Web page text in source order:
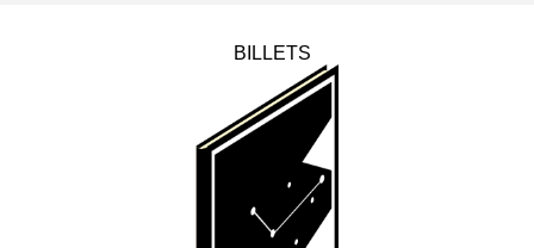
BILLETS